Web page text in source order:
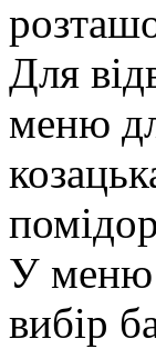
Для
меню
У меню
вибір